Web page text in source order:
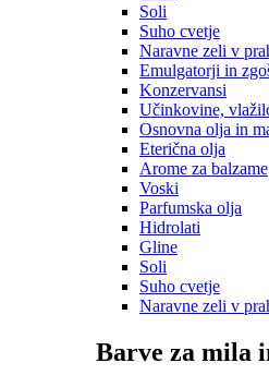
Soli
Suho cvetje
Naravne zeli v
Emulgatorji in
Konzervansi
Učinkovine,
Osnovna olja in
Eterična olja
Arome za balzame
Voski
Parfumska olja
Hidrolati
Gline
Soli
Suho cvetje
Naravne zeli v
Barve za mila